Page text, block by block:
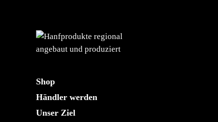
Shop
Händler werden
Unser Ziel